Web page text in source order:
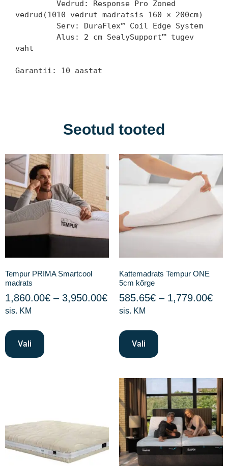
vedrud(1010 vedrut madratsis 160 × 200cm)
vaht
Garantii: 10 aastat
Seotud tooted
Tempur PRIMA Smartcool
madrats
1,860.00€ – 3,950.00€
sis. KM
Vali
Kattemadrats Tempur ONE
5cm kõrge
585.65€ – 1,779.00€
sis. KM
Vali